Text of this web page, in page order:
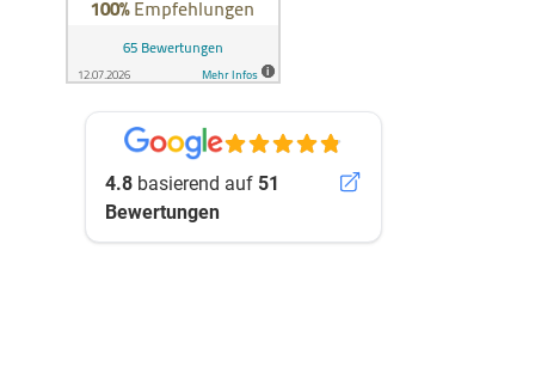
4.8 basierend auf 51
Bewertungen